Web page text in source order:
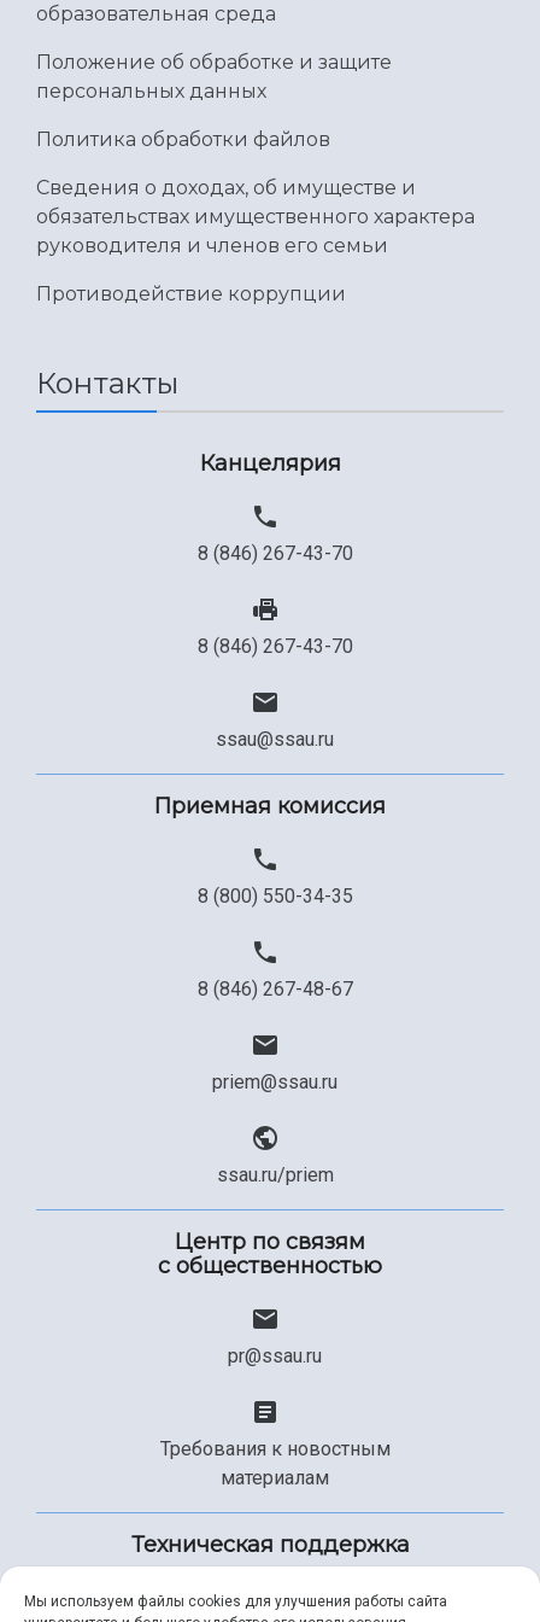
Международный межвузовский кампус
Сведения об образовательной организации
Официальные документы
образовательная среда
Положение об обработке и защите
персональных данных
Политика обработки файлов
Сведения о доходах, об имуществе и
обязательствах имущественного характера
руководителя и членов его семьи
Противодействие коррупции
Контакты
Канцелярия
8 (846) 267-43-70
8 (846) 267-43-70
ssau@ssau.ru
Приемная комиссия
8 (800) 550-34-35
8 (846) 267-48-67
priem@ssau.ru
ssau.ru/priem
Центр по связям
с общественностью
pr@ssau.ru
Требования к новостным
материалам
Техническая поддержка
Мы используем файлы cookies для улучшения работы сайта